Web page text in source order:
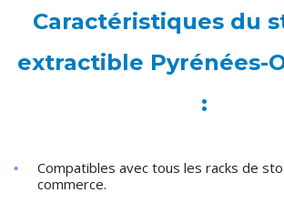
Caractéristiques du
extractible Pyrénées-
:
Compatibles avec tous les racks de
commerce.